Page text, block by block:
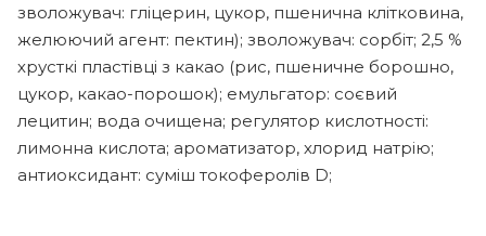
зволожувач: гліцерин, цукор, пшенична клітковина,
желюючий агент: пектин); зволожувач: сорбіт; 2,5 %
хрусткі пластівці з какао (рис, пшеничне борошно,
цукор, какао-порошок); емульгатор: соєвий
лецитин; вода очищена; регулятор кислотності:
лимонна кислота; ароматизатор, хлорид натрію;
антиоксидант: суміш токоферолів D;